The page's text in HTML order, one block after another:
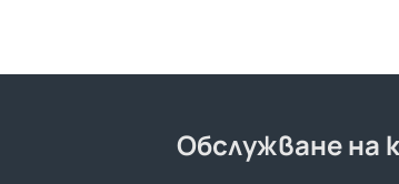
Обслужване на